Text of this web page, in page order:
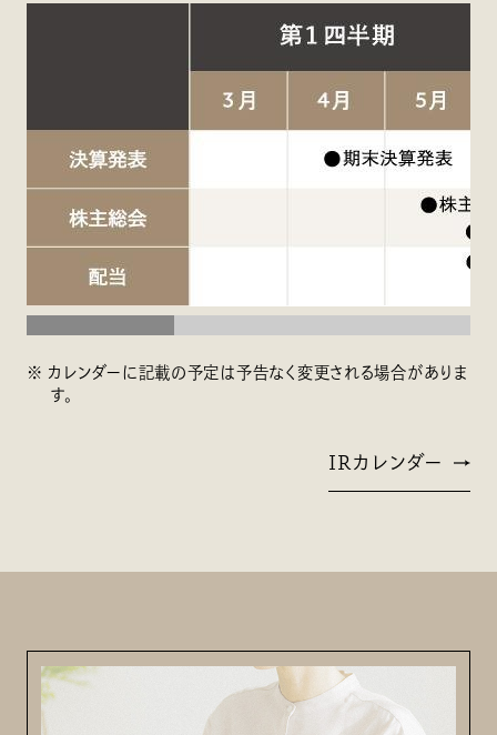
カレンダーに記載の予定は予告なく変更される場合がありま
す。
IRカレンダー